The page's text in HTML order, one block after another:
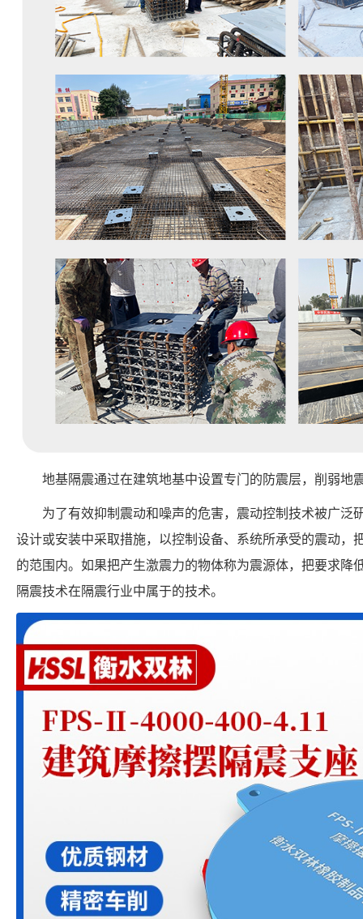
地基隔震通过在建筑地基中设置专门的防震层，削弱地
为了有效抑制震动和噪声的危害，震动控制技术被广泛
设计或安装中采取措施，以控制设备、系统所承受的震动，
的范围内。如果把产生激震力的物体称为震源体，把要求降
隔震技术在隔震行业中属于的技术。